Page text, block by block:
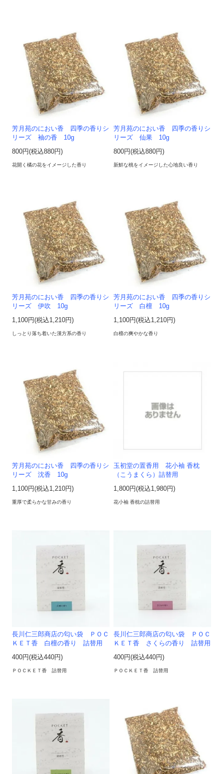
芳月苑のにおい香 四季の香りシ
リーズ 袖の香 10g
800円(税込880円)
花開く橘の花をイメージした香り
芳月苑のにおい香 四季の香りシ
リーズ 仙果 10g
800円(税込880円)
新鮮な桃をイメージした心地良い香り
芳月苑のにおい香 四季の香りシ
リーズ 伊吹 10g
1,100円(税込1,210円)
しっとり落ち着いた漢方系の香り
芳月苑のにおい香 四季の香りシ
リーズ 白檀 10g
1,100円(税込1,210円)
白檀の爽やかな香り
芳月苑のにおい香 四季の香りシ
リーズ 沈香 10g
1,100円(税込1,210円)
重厚で柔らかな甘みの香り
玉初堂の置香用 花小袖 香枕
（こうまくら）詰替用
1,800円(税込1,980円)
花小袖 香枕の詰替用
長川仁三郎商店の匂い袋 ＰＯＣ
ＫＥＴ香 白檀の香り 詰替用
400円(税込440円)
ＰＯＣＫＥＴ香 詰替用
長川仁三郎商店の匂い袋 ＰＯＣ
ＫＥＴ香 さくらの香り 詰替用
400円(税込440円)
ＰＯＣＫＥＴ香 詰替用